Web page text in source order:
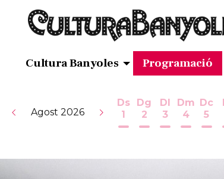
Cultura Banyoles Programació
Agost 2026
Ds
1
Dissabte 1 d'agost
Dg
2
Diumenge 2
Dl
3
Dilluns 3
Dm
4
Dc
5